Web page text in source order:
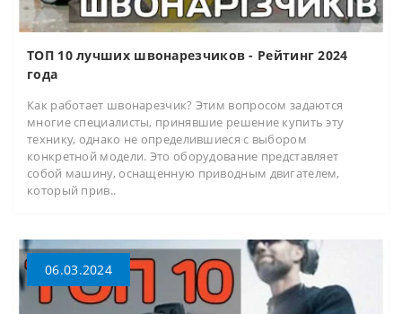
ТОП 10 лучших швонарезчиков - Рейтинг 2024
года
Как работает швонарезчик? Этим вопросом задаются
многие специалисты, принявшие решение купить эту
технику, однако не определившиеся с выбором
конкретной модели. Это оборудование представляет
собой машину, оснащенную приводным двигателем,
который прив..
06.03.2024